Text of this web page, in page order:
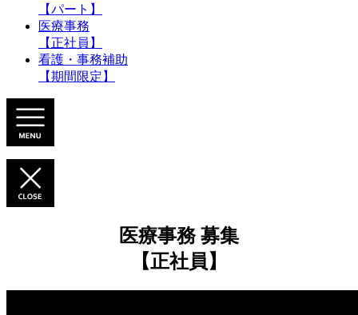
【パート】
医療事務
【正社員】
看護・事務補助
【期間限定】
医療事務 募集
【正社員】